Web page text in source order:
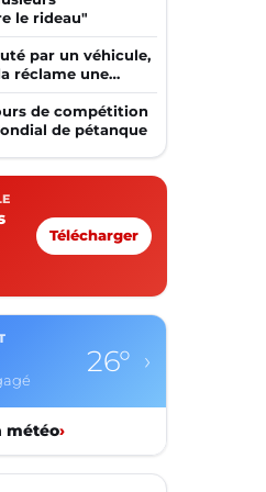
le rideau"
par un véhicule,
réclame une
de compétition
de pétanque
Télécharger
26° ›
météo›